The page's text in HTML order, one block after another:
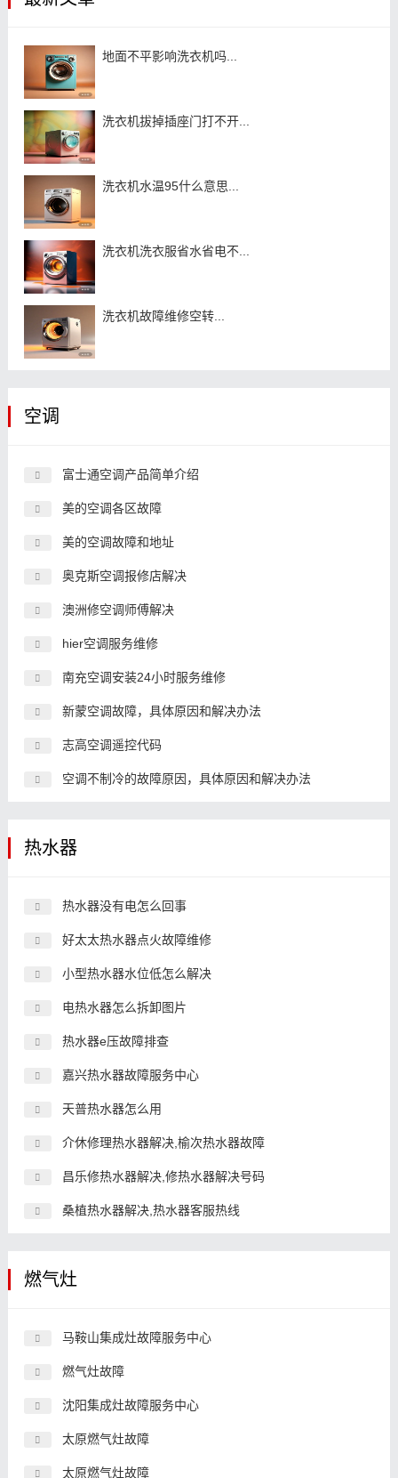
地面不平影响洗衣机吗...
洗衣机拔掉插座门打不开...
洗衣机水温95什么意思...
洗衣机洗衣服省水省电不...
洗衣机故障维修空转...
空调
富士通空调产品简单介绍
美的空调各区故障
美的空调故障和地址
奥克斯空调报修店解决
澳洲修空调师傅解决
hier空调服务维修
南充空调安装24小时服务维修
新蒙空调故障，具体原因和解决办法
志高空调遥控代码
空调不制冷的故障原因，具体原因和解决办法
热水器
热水器没有电怎么回事
好太太热水器点火故障维修
小型热水器水位低怎么解决
电热水器怎么拆卸图片
热水器e压故障排查
嘉兴热水器故障服务中心
天普热水器怎么用
介休修理热水器解决,榆次热水器故障
昌乐修热水器解决,修热水器解决号码
桑植热水器解决,热水器客服热线
燃气灶
马鞍山集成灶故障服务中心
燃气灶故障
沈阳集成灶故障服务中心
太原燃气灶故障
太原燃气灶故障